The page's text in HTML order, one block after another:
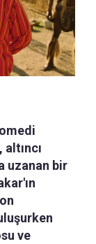
uzanan bir
ve